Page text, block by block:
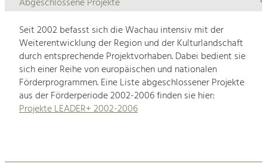
Seit 2002 befasst sich die Wachau intensiv mit der
Weiterentwicklung der Region und der Kulturlandschaft
durch entsprechende Projektvorhaben. Dabei bedient sie
sich einer Reihe von europäischen und nationalen
Förderprogrammen. Eine Liste abgeschlossener Projekte
aus der Förderperiode 2002-2006 finden sie hier:
Projekte LEADER+ 2002-2006